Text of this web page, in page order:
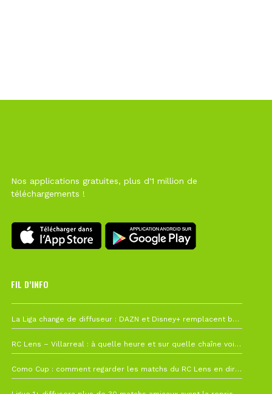
Nos applications gratuites, plus d'1 million de
téléchargements !
FIL D’INFO
La Liga change de diffuseur : DAZN et Disney+ remplacent beIN Sports !
RC Lens – Villarreal : à quelle heure et sur quelle chaîne voir la finale de la Como Cup ?
Como Cup : comment regarder les matchs du RC Lens en direct ?